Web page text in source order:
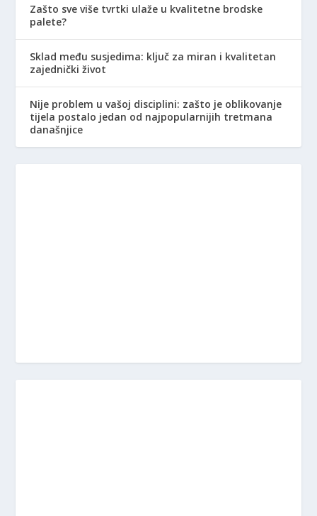
Zašto sve više tvrtki ulaže u kvalitetne brodske
palete?
Sklad među susjedima: ključ za miran i kvalitetan
zajednički život
Nije problem u vašoj disciplini: zašto je oblikovanje
tijela postalo jedan od najpopularnijih tretmana
današnjice